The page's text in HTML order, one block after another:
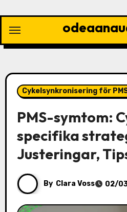
content
Cykelsynkronisering för
PMS-symtom:
specifika
Justeringar,
By Clara Voss 02/